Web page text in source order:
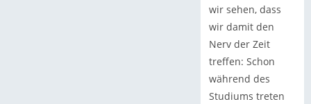
wir sehen, dass
wir damit den
Nerv der Zeit
treffen: Schon
während des
Studiums treten